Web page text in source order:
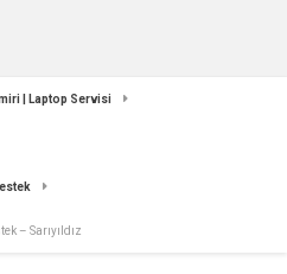
| Laptop Servisi
– Sarıyıldız